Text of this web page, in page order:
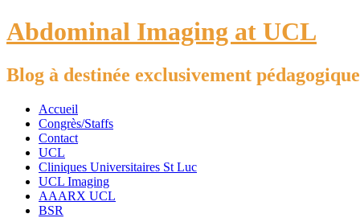
Abdominal Imaging at UCL
Blog à destinée exclusivement pédagogique
Accueil
Congrès/Staffs
Contact
UCL
Cliniques Universitaires St Luc
UCL Imaging
AAARX UCL
BSR